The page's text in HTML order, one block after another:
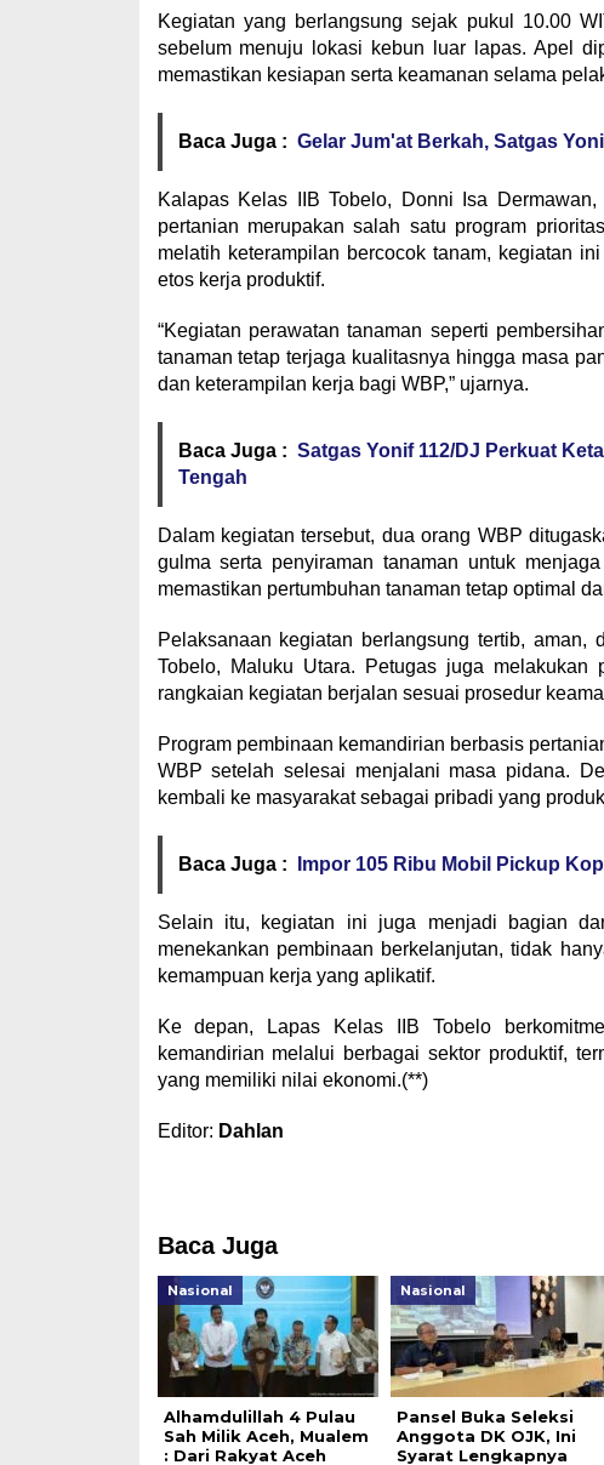
Kegiatan yang berlangsung sejak pukul 10.00
sebelum menuju lokasi kebun luar lapas. Apel
memastikan kesiapan serta keamanan selama
Baca Juga : Gelar Jum'at Berkah, Satgas
Kalapas Kelas IIB Tobelo, Donni Isa
pertanian merupakan salah satu program
melatih keterampilan bercocok tanam, kegiatan
etos kerja produktif.
“Kegiatan perawatan tanaman seperti
tanaman tetap terjaga kualitasnya hingga masa
dan keterampilan kerja bagi WBP,” ujarnya.
Baca Juga : Satgas Yonif 112/DJ Perkuat
Tengah
Dalam kegiatan tersebut, dua orang WBP
gulma serta penyiraman tanaman untuk
memastikan pertumbuhan tanaman tetap optimal
Pelaksanaan kegiatan berlangsung tertib,
Tobelo, Maluku Utara. Petugas juga melakukan
rangkaian kegiatan berjalan sesuai prosedur
Program pembinaan kemandirian berbasis
WBP setelah selesai menjalani masa pidana.
kembali ke masyarakat sebagai pribadi yang
Baca Juga : Impor 105 Ribu Mobil Pickup
Selain itu, kegiatan ini juga menjadi bagian
menekankan pembinaan berkelanjutan, tidak
kemampuan kerja yang aplikatif.
Ke depan, Lapas Kelas IIB Tobelo
kemandirian melalui berbagai sektor produktif,
yang memiliki nilai ekonomi.(**)
Editor: Dahlan
Baca Juga
Nasional
Alhamdulillah 4 Pulau
Sah Milik Aceh, Mualem
: Dari Rakyat Aceh
Nasional
Pansel Buka Seleksi
Anggota DK OJK, Ini
Syarat Lengkapnya